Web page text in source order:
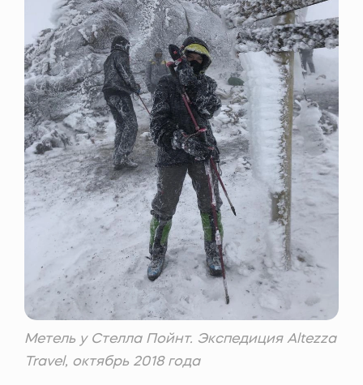
Метель у Стелла Пойнт. Экспедиция Altezza
Travel, октябрь 2018 года